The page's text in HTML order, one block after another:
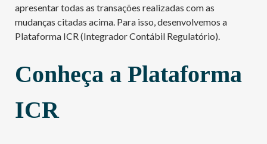
apresentar todas as transações realizadas com as
mudanças citadas acima. Para isso, desenvolvemos a
Plataforma ICR (Integrador Contábil Regulatório).
Conheça a Plataforma
ICR